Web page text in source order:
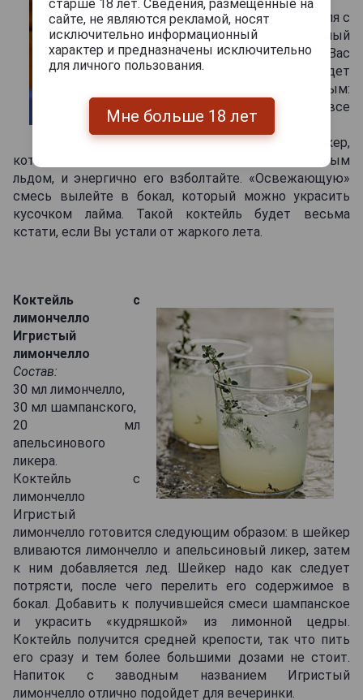
Приготовление коктейля с
лимончелло Морозный
полдень не займет у Вас
много времени и будет
очень простым:
поместите все
необходимые
ингредиенты в шейкер,
который стоит предварительно наполнить колотым
льдом, и энергично его взболтайте. «Освежающую»
смесь вылейте в бокал, который можно украсить
кусочком лайма. Такой коктейль будет весьма
кстати, если Вы устали от жаркого лета.
Коктейль с
лимончелло
Игристый
лимончелло
Состав:
30 мл лимончелло,
30 мл шампанского,
20 мл
апельсинового
ликера.
Коктейль с
лимончелло
Игристый
лимончелло готовится следующим образом: в шейкер
вливаются лимончелло и апельсиновый ликер, затем
к ним добавляется лед. Шейкер надо как следует
потрясти, после чего перелить его содержимое в
бокал. Добавить к получившейся смеси шампанское
и украсить «кудряшкой» из лимонной цедры.
Коктейль получится средней крепости, так что пить
его сразу и тем более большими дозами не стоит.
Напиток с заводным названием Игристый
лимончелло отлично подойдет для вечеринки.
старше 18 лет. Сведения, размещенные на
сайте, не являются рекламой, носят
исключительно информационный
характер и предназначены исключительно
для личного пользования.
Мне больше 18 лет